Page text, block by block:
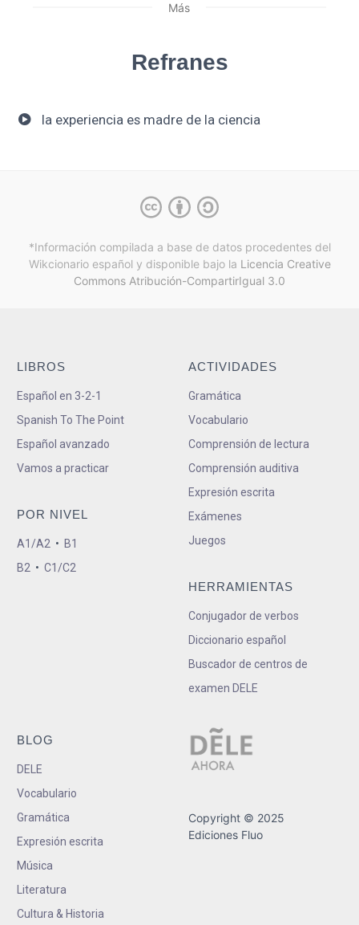
Más
Refranes
la experiencia es madre de la ciencia
*Información compilada a base de datos procedentes del
Wikcionario español y disponible bajo la Licencia Creative
Commons Atribución-CompartirIgual 3.0
LIBROS
Español en 3-2-1
Spanish To The Point
Español avanzado
Vamos a practicar
POR NIVEL
A1/A2 • B1
B2 • C1/C2
ACTIVIDADES
Gramática
Vocabulario
Comprensión de lectura
Comprensión auditiva
Expresión escrita
Exámenes
Juegos
HERRAMIENTAS
Conjugador de verbos
Diccionario español
Buscador de centros de
examen DELE
BLOG
DELE
Vocabulario
Gramática
Expresión escrita
Música
Literatura
Cultura & Historia
Copyright © 2025
Ediciones Fluo